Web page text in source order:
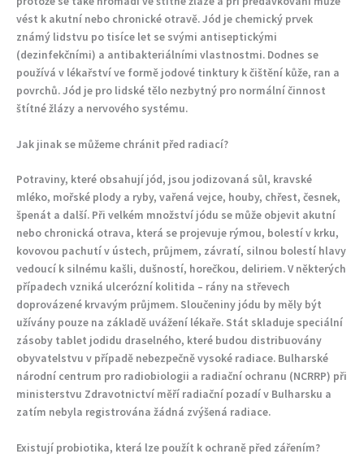
vést k akutní nebo chronické otravě. Jód je chemický prvek
známý lidstvu po tisíce let se svými antiseptickými
(dezinfekčními) a antibakteriálními vlastnostmi. Dodnes se
používá v lékařství ve formě jodové tinktury k čištění kůže, ran a
povrchů. Jód je pro lidské tělo nezbytný pro normální činnost
štítné žlázy a nervového systému.
Jak jinak se můžeme chránit před radiací?
Potraviny, které obsahují jód, jsou jodizovaná sůl, kravské
mléko, mořské plody a ryby, vařená vejce, houby, chřest, česnek,
špenát a další. Při velkém množství jódu se může objevit akutní
nebo chronická otrava, která se projevuje rýmou, bolestí v krku,
kovovou pachutí v ústech, průjmem, závratí, silnou bolestí hlavy
vedoucí k silnému kašli, dušností, horečkou, deliriem. V některých
případech vzniká ulcerózní kolitida – rány na střevech
doprovázené krvavým průjmem. Sloučeniny jódu by měly být
užívány pouze na základě uvážení lékaře. Stát skladuje speciální
zásoby tablet jodidu draselného, ​​které budou distribuovány
obyvatelstvu v případě nebezpečně vysoké radiace. Bulharské
národní centrum pro radiobiologii a radiační ochranu (NCRRP) při
ministerstvu Zdravotnictví měří radiační pozadí v Bulharsku a
zatím nebyla registrována žádná zvýšená radiace.
Existují probiotika, která lze použít k ochraně před zářením?